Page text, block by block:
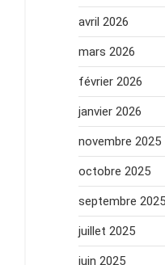
avril 2026
mars 2026
février 2026
janvier 2026
novembre 2025
octobre 2025
septembre 2025
juillet 2025
juin 2025